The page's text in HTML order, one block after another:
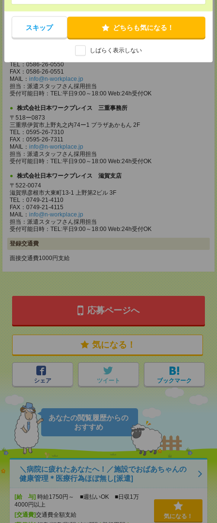
スキップ どちらも気になる！
しばらく表示しない
FAX：0463-20-4081
MAIL：info@n-workplace.jp
担当：派遣スタッフさん採用担当
受付可能日時：TEL:平日9:00～18:00 Web:24h受付OK
株式会社日本ワークプレイス 中部支店
愛知県一宮市栄1ー3ー29 東海ビル 3F
TEL：0586-26-0550
FAX：0586-26-0551
MAIL： info@n-workplace.jp
担当：派遣スタッフさん採用担当
受付可能日時：TEL:平日9:00～18:00 Web:24h受付OK
株式会社日本ワークプレイス 三重事務所
〒518ー0873
三重県伊賀市上野丸之内74ー1 プラザあかもん 2F
TEL：0595-26-7310
FAX：0595-26-7311
MAIL： info@n-workplace.jp
担当：派遣スタッフさん採用担当
受付可能日時：TEL:平日9:00～18:00 Web:24h受付OK
株式会社日本ワークプレイス 滋賀支店
〒522-0074
滋賀県彦根市大東町13-1 上野第2ビル 3F
TEL：0749-21-4110
FAX：0749-21-4115
MAIL： info@n-workplace.jp
担当：派遣スタッフさん採用担当
受付可能日時：TEL:平日9:00～18:00 Web:24h受付OK
登録交通費
面接交通費1000円支給
応募ページへ
気になる！
シェア ツイート ブックマーク
あなたの閲覧履歴からの
おすすめ
＼病院に疲れたあなたへ！／施設でおばあちゃんの
健康管理＊医療行為ほぼ無し[派遣]
[給 与] 時給1750円～ ■週払いOK ■日収1万
4000円以上
[交通費]交通費全額支給
気になる！